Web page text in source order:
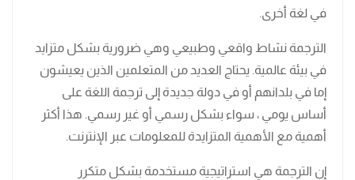
في لغة أخرى.
الترجمة نشاط واقعي وطبيعي وهي ضرورية بشكل متزايد
في بيئة عالمية. يحتاج العديد من المتعلمين الذين يعيشون
إما في بلدانهم أو في دولة جديدة إلى ترجمة اللغة على
أساس يومي ، سواء بشكل رسمي أو غير رسمي. هذا أكثر
أهمية مع الأهمية المتزايدة للمعلومات عبر الإنترنت.
إن الترجمة هي استراتيجية مستخدمة بشكل متكرر